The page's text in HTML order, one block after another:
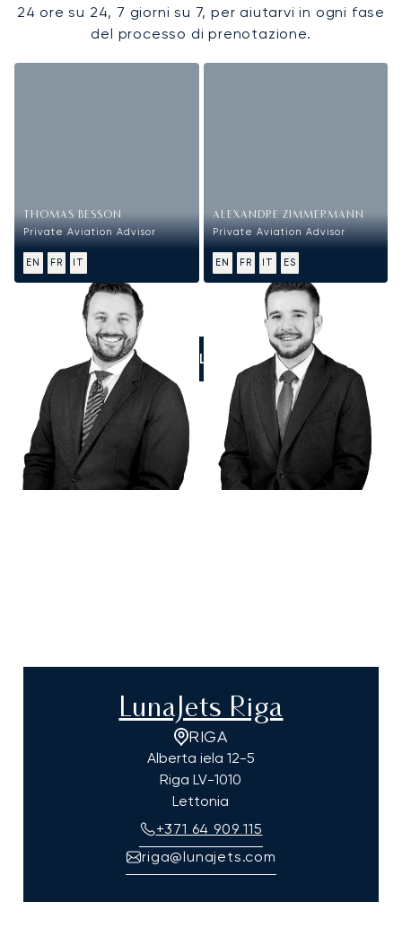
24 ore su 24, 7 giorni su 7, per aiutarvi in ogni fase
del processo di prenotazione.
THOMAS BESSON
Private Aviation Advisor
EN FR IT
ALEXANDRE ZIMMERMANN
Private Aviation Advisor
EN FR IT ES
CALL US
LunaJets Riga
RIGA
Alberta iela 12-5
Riga LV-1010
Lettonia
+371 64 909 115
riga@lunajets.com